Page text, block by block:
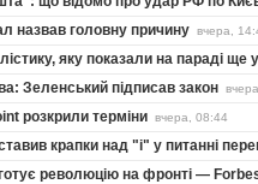
назвав головну причину вчера,
яку показали на параді ще
Зеленський підписав закон
розкрили терміни вчера, 08:44
крапки над "і" у питанні
революцію на фронті —